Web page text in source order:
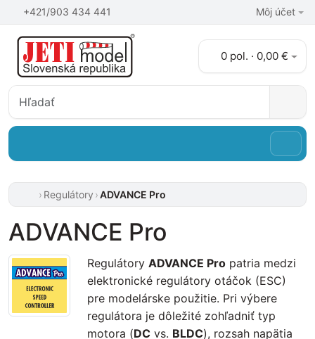
+421/903 434 441 Môj účet
0 pol. · 0,00 €
Regulátory ADVANCE Pro
ADVANCE Pro
Regulátory ADVANCE Pro patria medzi
elektronické regulátory otáčok (ESC)
pre modelárske použitie. Pri výbere
regulátora je dôležité zohľadniť typ
motora (DC vs. BLDC), rozsah napätia